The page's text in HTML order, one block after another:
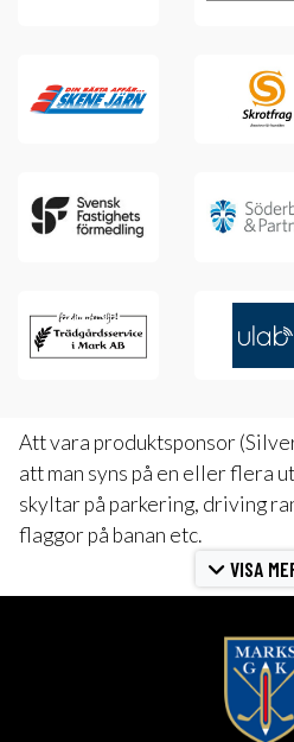
Att vara produktsponsor
att man syns på en eller flera
skyltar på parkering, driving
flaggor på banan etc.
VISA